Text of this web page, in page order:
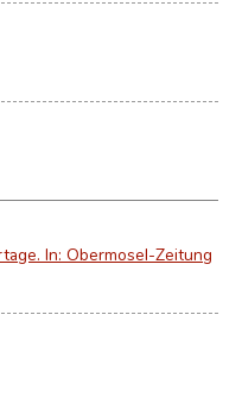
In: Obermosel-Zeitung